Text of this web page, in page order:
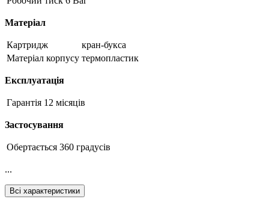
Матеріал
Картридж
кран-букса
Матеріал корпусу термопластик
Експлуатація
Гарантія 12 місяців
Застосування
Обертається 360 градусів
...
Всі характеристики